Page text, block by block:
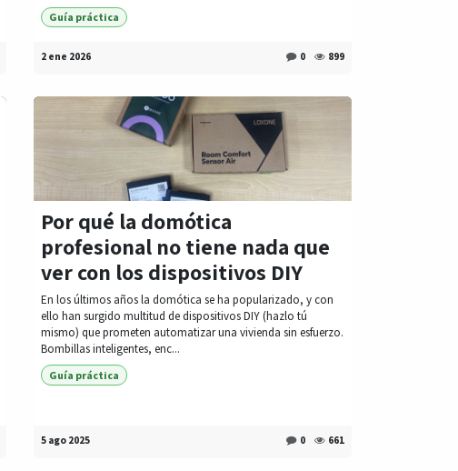
Guía práctica
2 ene 2026 0 899
Por qué la domótica
profesional no tiene nada que
ver con los dispositivos DIY
En los últimos años la domótica se ha popularizado, y con
ello han surgido multitud de dispositivos DIY (hazlo tú
mismo) que prometen automatizar una vivienda sin esfuerzo.
Bombillas inteligentes, enc...
Guía práctica
5 ago 2025 0 661